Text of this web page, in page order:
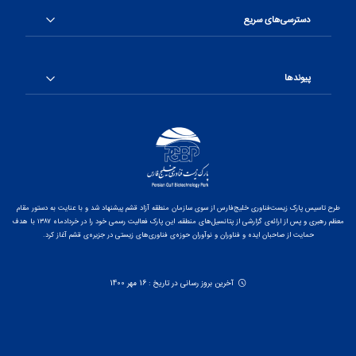
دسترسی‌های سریع
پیوندها
طرح تاسیس پارک زیست‌فناوری خلیج‌فارس از سوی سازمان منطقه آزاد قشم پیشنهاد شد و با عنایت به دستور مقام
معظم رهبری و پس از ارائه‌ی گزارشی از پتانسیل‌های منطقه، این پارک فعالیت رسمی خود را در خردادماه ۱۳۸۷ با هدف
حمایت از صاحبان ایده و فناوران و نوآوران حوزه‌ی فناوری‌های زیستی در جزیره‌ی قشم آغاز کرد.
آخرین بروز رسانی در تاریخ : 16 مهر 1400